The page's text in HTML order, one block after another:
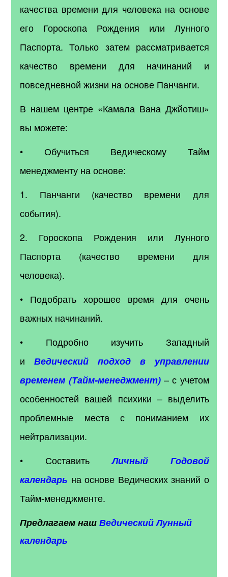
качества времени для человека на основе
его Гороскопа Рождения или Лунного
Паспорта. Только затем рассматривается
качество времени для начинаний и
повседневной жизни на основе Панчанги.
В нашем центре «Камала Вана Джйотиш»
вы можете:
• Обучиться Ведическому Тайм
менеджменту на основе:
1. Панчанги (качество времени для
события).
2. Гороскопа Рождения или Лунного
Паспорта (качество времени для
человека).
• Подобрать хорошее время для очень
важных начинаний.
• Подробно изучить Западный
иВедический подход в управлении
временем (Тайм-менеджмент)– с учетом
особенностей вашей психики – выделить
проблемные места с пониманием их
нейтрализации.
• СоставитьЛичный Годовой
календарь на основе Ведических знаний о
Тайм-менеджменте.
Предлагаем нашВедический Лунный
календарь